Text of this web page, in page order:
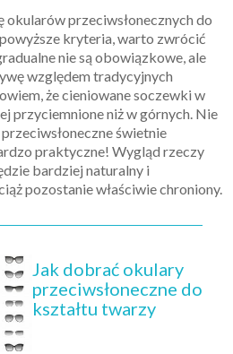
okularów przeciwsłonecznych do
kryteria, warto zwrócić
nie są obowiązkowe, ale
względem tradycyjnych
że cieniowane soczewki w
przyciemnione niż w górnych. Nie
świetnie
praktyczne! Wygląd rzeczy
bardziej naturalny i
pozostanie właściwie chroniony.
Jak dobrać okulary
przeciwsłoneczne do
kształtu twarzy